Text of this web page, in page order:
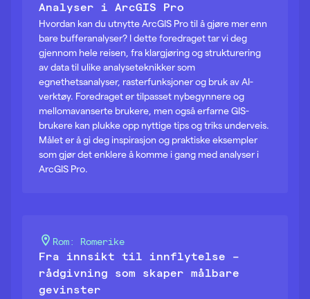
Analyser i ArcGIS Pro
Hvordan kan du utnytte ArcGIS Pro til å gjøre mer enn
bare bufferanalyser? I dette foredraget tar vi deg
gjennom hele reisen, fra klargjøring og strukturering
av data til ulike analyseteknikker som
egnethetsanalyser, rasterfunksjoner og bruk av AI-
verktøy. Foredraget er tilpasset nybegynnere og
mellomavanserte brukere, men også erfarne GIS-
brukere kan plukke opp nyttige tips og triks underveis.
Målet er å gi deg inspirasjon og praktiske eksempler
som gjør det enklere å komme i gang med analyser i
ArcGIS Pro.
Fra innsikt til innflytelse –
rådgivning som skaper målbare
gevinster
Rom: Romerike